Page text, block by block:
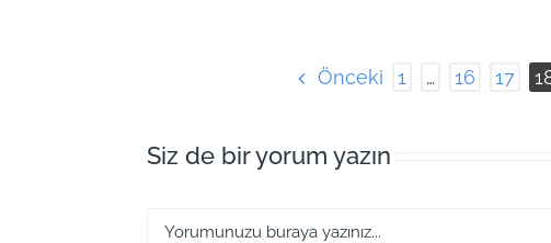
Önceki 1 … 16 17
Siz de bir yorum yazın